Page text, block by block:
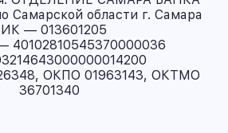
области г. Самара
— 013601205
40102810545370000036
ОКПО 01963143, ОКТМО
36701340